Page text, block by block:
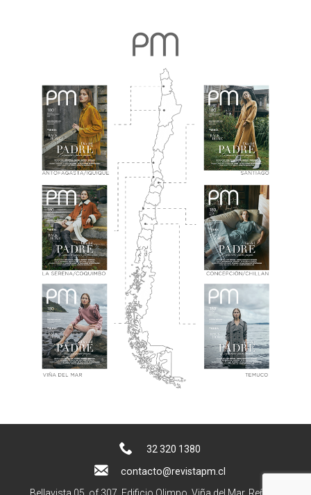
32 320 1380
contacto@revistapm.cl